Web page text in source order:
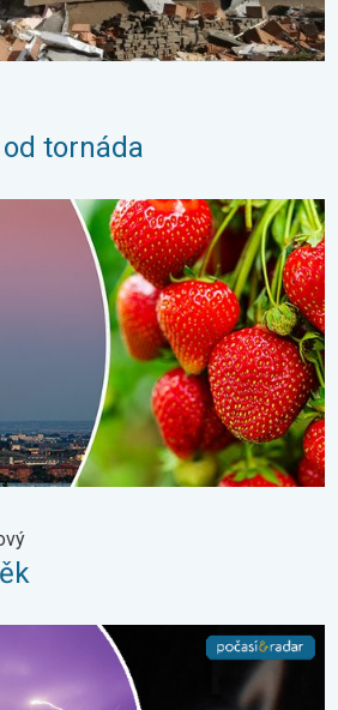
tornáda
se mu jahodový. . . úterý 30.
. . neděle 5. července 2026